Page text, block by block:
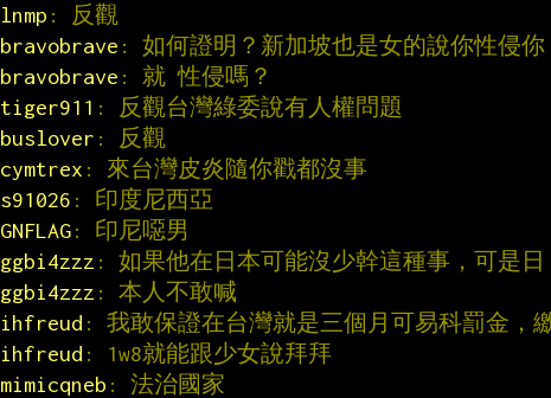
lnmp : 反觀
bravobrave : 如何證明？新加坡也是女的說你性侵你
bravobrave : 就 性侵嗎？
tiger911 : 反觀台灣綠委說有人權問題
buslover : 反觀
cymtrex : 來台灣皮炎隨你戳都沒事
s91026 : 印度尼西亞
GNFLAG: 印尼噁男
ggbi4zzz : 如果他在日本可能沒少幹這種事，可是日
ggbi4zzz : 本人不敢喊
ihfreud : 我敢保證在台灣就是三個月可易科罰金，
ihfreud : 1w8就能跟少女說拜拜
mimicqneb : 法治國家